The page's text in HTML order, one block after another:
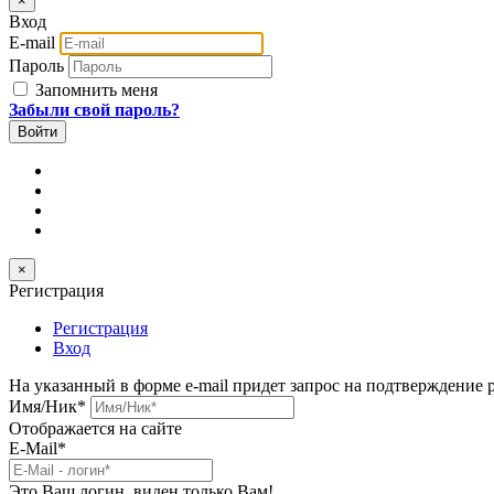
Вход
E-mail
Пароль
Запомнить меня
Забыли свой пароль?
×
Регистрация
Регистрация
Вход
На указанный в форме e-mail придет запрос на подтверждение
Имя/Ник*
Отображается на сайте
E-Mail*